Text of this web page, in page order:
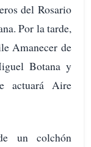
del Rosario
Por la tarde,
Amanecer de
Botana y
actuará Aire
un colchón